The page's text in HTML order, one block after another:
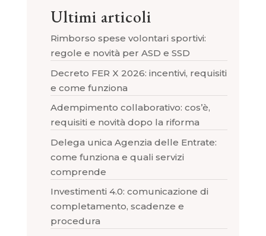
Ultimi articoli
Rimborso spese volontari sportivi:
regole e novità per ASD e SSD
Decreto FER X 2026: incentivi, requisiti
e come funziona
Adempimento collaborativo: cos’è,
requisiti e novità dopo la riforma
Delega unica Agenzia delle Entrate:
come funziona e quali servizi
comprende
Investimenti 4.0: comunicazione di
completamento, scadenze e
procedura